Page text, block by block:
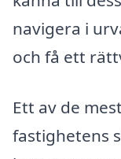
navigera i
och få ett
Ett av de
fastighetens